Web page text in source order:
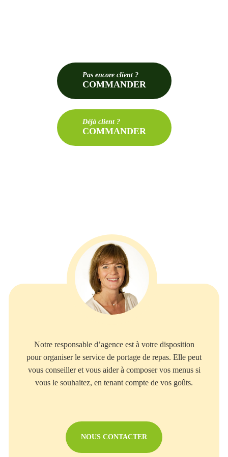
Pasencore client ?
COMMANDER
Déjà client ?
COMMANDER
Notre responsable d’agence est à votre disposition
pour organiser le service de portage de repas. Elle peut
vous conseiller et vous aider à composer vos menus si
vous le souhaitez, en tenant compte de vos goûts.
NOUS CONTACTER